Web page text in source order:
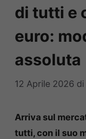
di tutti e
euro:
assoluta
12 Aprile 2026 di
Arriva sul
tutti, con il suo